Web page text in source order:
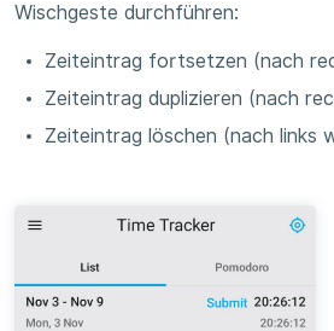
Wischgeste durchführen:
Zeiteintrag fortsetzen (nach
Zeiteintrag duplizieren (nach
Zeiteintrag löschen (nach links